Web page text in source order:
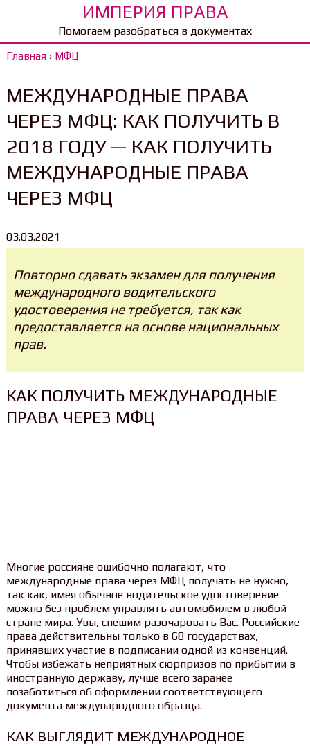
ИМПЕРИЯ ПРАВА
Помогаем разобраться в документах
Главная› МФЦ
МЕЖДУНАРОДНЫЕ ПРАВА
ЧЕРЕЗ МФЦ: КАК ПОЛУЧИТЬ В
2018 ГОДУ — КАК ПОЛУЧИТЬ
МЕЖДУНАРОДНЫЕ ПРАВА
ЧЕРЕЗ МФЦ
03.03.2021
Повторно сдавать экзамен для получения
международного водительского
удостоверения не требуется, так как
предоставляется на основе национальных
прав.
КАК ПОЛУЧИТЬ МЕЖДУНАРОДНЫЕ
ПРАВА ЧЕРЕЗ МФЦ
Многие россияне ошибочно полагают, что
международные права через МФЦ получать не нужно,
так как, имея обычное водительское удостоверение
можно без проблем управлять автомобилем в любой
стране мира. Увы, спешим разочаровать Вас. Российские
права действительны только в 68 государствах,
принявших участие в подписании одной из конвенций.
Чтобы избежать неприятных сюрпризов по прибытии в
иностранную державу, лучше всего заранее
позаботиться об оформлении соответствующего
документа международного образца.
КАК ВЫГЛЯДИТ МЕЖДУНАРОДНОЕ